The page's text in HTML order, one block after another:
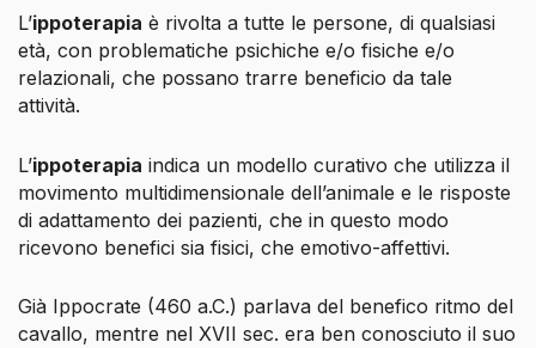
L’ippoterapia è rivolta a tutte le persone, di qualsiasi
età, con problematiche psichiche e/o fisiche e/o
relazionali, che possano trarre beneficio da tale
attività.
L’ippoterapia indica un modello curativo che utilizza il
movimento multidimensionale dell’animale e le risposte
di adattamento dei pazienti, che in questo modo
ricevono benefici sia fisici, che emotivo-affettivi.
Già Ippocrate (460 a.C.) parlava del benefico ritmo del
cavallo, mentre nel XVII sec. era ben conosciuto il suo